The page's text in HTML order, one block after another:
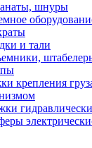
шнуры
и тали
крепления